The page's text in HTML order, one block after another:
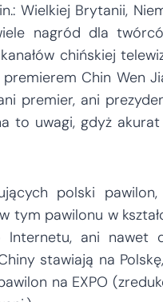
Wielkiej Brytanii,
nagród dla
chińskiej
Chin Wen
premier, ani
to uwagi, gdyż
polski
tym pawilonu w
Internetu, ani nawet
stawiają na
na EXPO